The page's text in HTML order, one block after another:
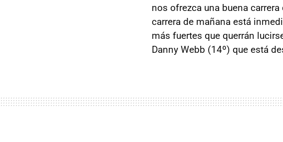
nos ofrezca una buena
carrera de mañana está
más fuertes que querrán
Danny Webb (14º) que está